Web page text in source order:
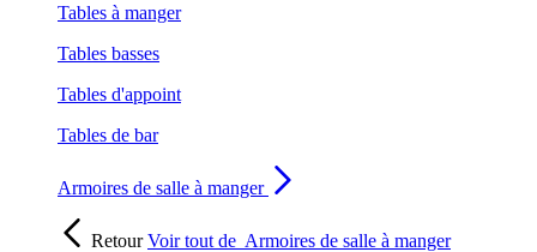
Tables à manger
Tables basses
Tables d'appoint
Tables de bar
Armoires de salle à manger
RetourVoir tout de Armoires de salle à manger